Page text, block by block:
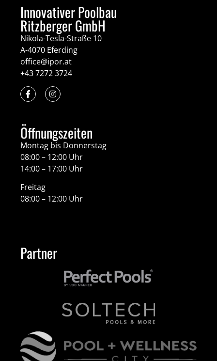
Innovativer Poolbau
Ritzberger GmbH
Nikola-Tesla-Straße 10
A-4070 Eferding
office@ipor.at
+43 7272 3724
Öffnungszeiten
Montag bis Donnerstag
08:00 – 12:00 Uhr
14:00 – 17:00 Uhr
Freitag
08:00 – 12:00 Uhr
Partner